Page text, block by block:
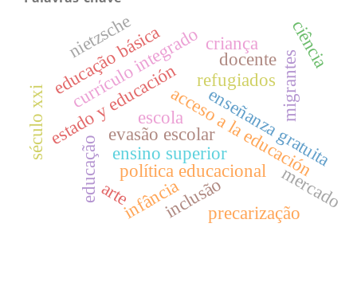
política educacional
estado y educaciónacceso a la educación
enseñanza gratuita
evasão escolar
educação
refugiados migrantes
inclusão
currículo integrado docente
ensino superior
infância
criança
educação básica
precarização
escola
arte mercado
nietzsche ciência
século xxi